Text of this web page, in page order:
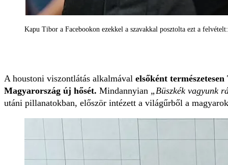
Kapu Tibor a Facebookon ezekkel a szavakkal posztolta ezt a
A houstoni viszontlátás alkalmával elsőként
Magyarország új hősét. Mindannyian „Büszkék vagyunk
utáni pillanatokban, először intézett a világűrből a